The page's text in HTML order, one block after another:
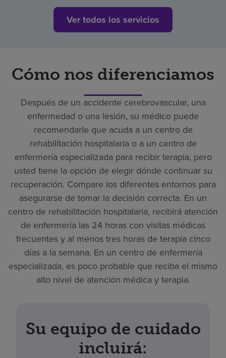
Ver todos los servicios
Cómo nos diferenciamos
Después de un accidente cerebrovascular, una
enfermedad o una lesión, su médico puede
recomendarle que acuda a un centro de
rehabilitación hospitalaria o a un centro de
enfermería especializada para recibir terapia, pero
usted tiene la opción de elegir dónde continuar su
recuperación. Compare los diferentes entornos para
asegurarse de tomar la decisión correcta. En un
centro de rehabilitación hospitalaria, recibirá atención
de enfermería las 24 horas con visitas médicas
frecuentes y al menos tres horas de terapia cinco
días a la semana. En un centro de enfermería
especializada, es poco probable que reciba el mismo
alto nivel de atención médica y terapia.
Su equipo de cuidado
incluirá: